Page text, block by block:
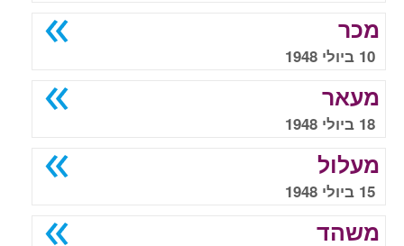
מכר
10 ביולי 1948
מעאר
18 ביולי 1948
מעלול
15 ביולי 1948
משהד